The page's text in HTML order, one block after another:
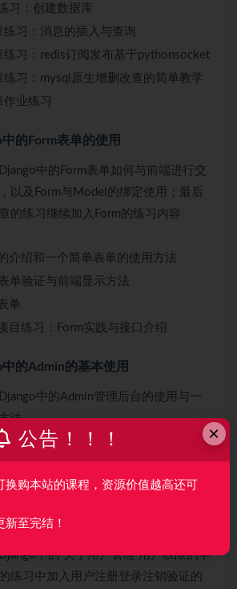
习：创建数据库
习：消息的插入与查询
习：redis订阅发布基于pythonsocket
习：mysql原生增删改查的简单教学
业练习
的Form表单的使用
中的Form表单如何与前端进行交
以及Form与Model的绑定使用；最后
的练习继续加入Form的练习内容
介绍和一个简单表单的使用方法
单验证与前端显示方法
单
目练习：Form实践与接口介绍
的Admin的基本使用
中的Admin管理后台的使用与一
法
后台介绍
样式设置和功能二次开发
的用户权限的基本使用
中的 关于用户管理 用户权限的学
练习中加入用户注册登录注销验证的
×
公告！！！
购本站的课程，资源价值越高还可
至完结！